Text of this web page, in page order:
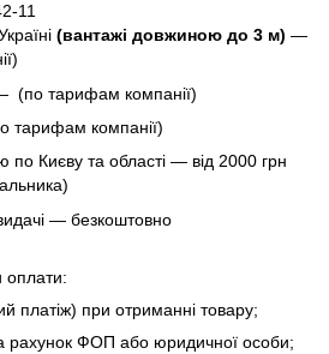
11
(вантажі довжиною до 3 м) —
— (по тарифам компанії)
тарифам компанії)
по Києву та області — від 2000 грн
— безкоштовно
оплати:
платіж) при отриманні товару;
рахунок ФОП або юридичної особи;